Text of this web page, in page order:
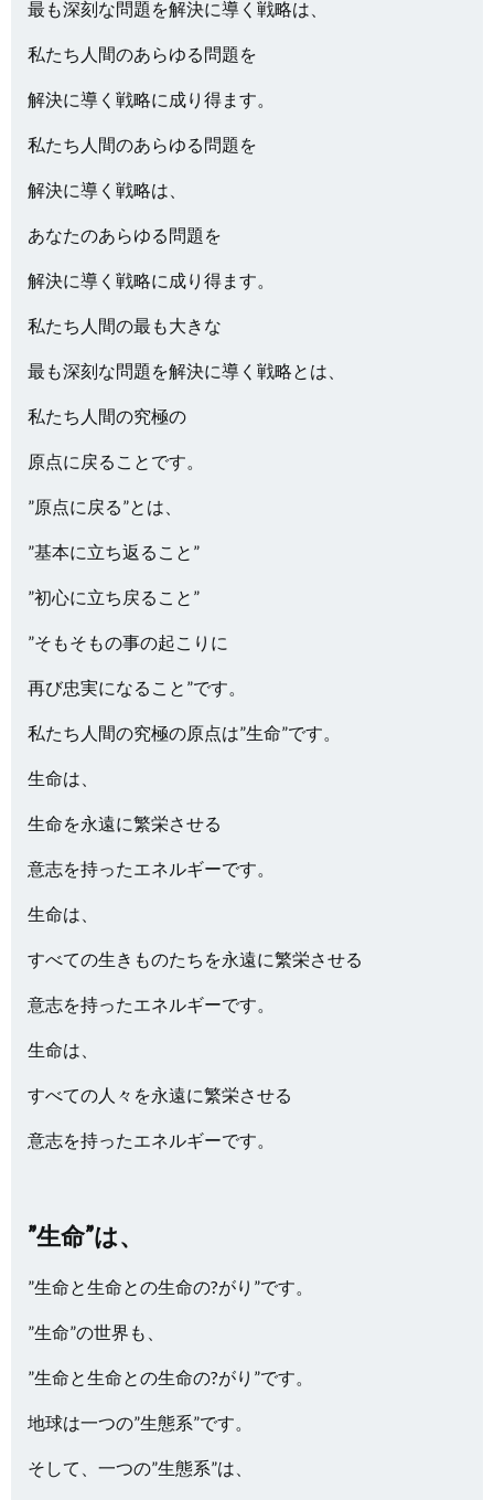
最も深刻な問題を解決に導く戦略は、
私たち人間のあらゆる問題を
解決に導く戦略に成り得ます。
私たち人間のあらゆる問題を
解決に導く戦略は、
あなたのあらゆる問題を
解決に導く戦略に成り得ます。
私たち人間の最も大きな
最も深刻な問題を解決に導く戦略とは、
私たち人間の究極の
原点に戻ることです。
”原点に戻る”とは、
”基本に立ち返ること”
”初心に立ち戻ること”
”そもそもの事の起こりに
再び忠実になること”です。
私たち人間の究極の原点は”生命”です。
生命は、
生命を永遠に繁栄させる
意志を持ったエネルギーです。
生命は、
すべての生きものたちを永遠に繁栄させる
意志を持ったエネルギーです。
生命は、
すべての人々を永遠に繁栄させる
意志を持ったエネルギーです。
”生命”は、
”生命と生命との生命の?がり”です。
”生命”の世界も、
”生命と生命との生命の?がり”です。
地球は一つの”生態系”です。
そして、一つの”生態系”は、